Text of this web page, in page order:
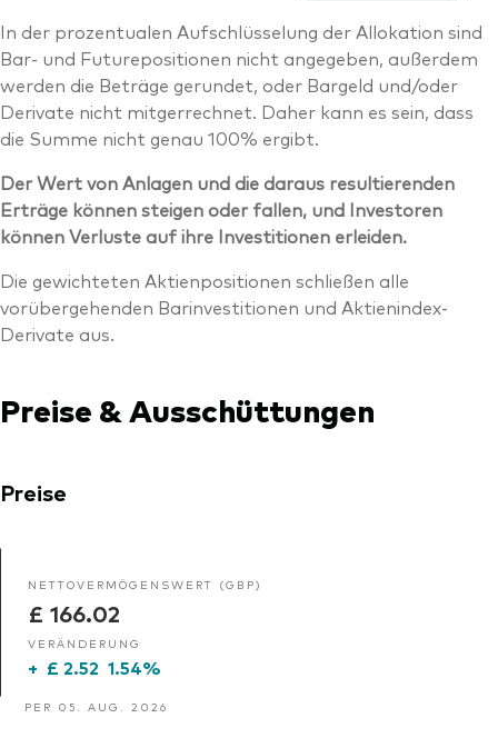
In der prozentualen Aufschlüsselung der Allokation sind
Bar- und Futurepositionen nicht angegeben, außerdem
werden die Beträge gerundet, oder Bargeld und/oder
Derivate nicht mitgerrechnet. Daher kann es sein, dass
die Summe nicht genau 100% ergibt.
Der Wert von Anlagen und die daraus resultierenden
Erträge können steigen oder fallen, und Investoren
können Verluste auf ihre Investitionen erleiden.
Die gewichteten Aktienpositionen schließen alle
vorübergehenden Barinvestitionen und Aktienindex-
Derivate aus.
Preise & Ausschüttungen
Preise
NETTOVERMÖGENSWERT (GBP)
£ 166.02
VERÄNDERUNG
+ £ 2.52 1.54%
PER 05. AUG. 2026